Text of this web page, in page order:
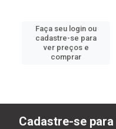
Faça seu login ou
cadastre-se para
ver preços e
comprar
Cadastre-se